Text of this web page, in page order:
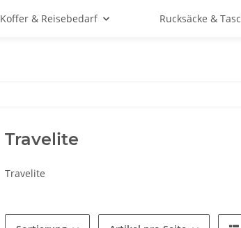
Koffer & Reisebedarf Rucksäcke &
Travelite
Travelite